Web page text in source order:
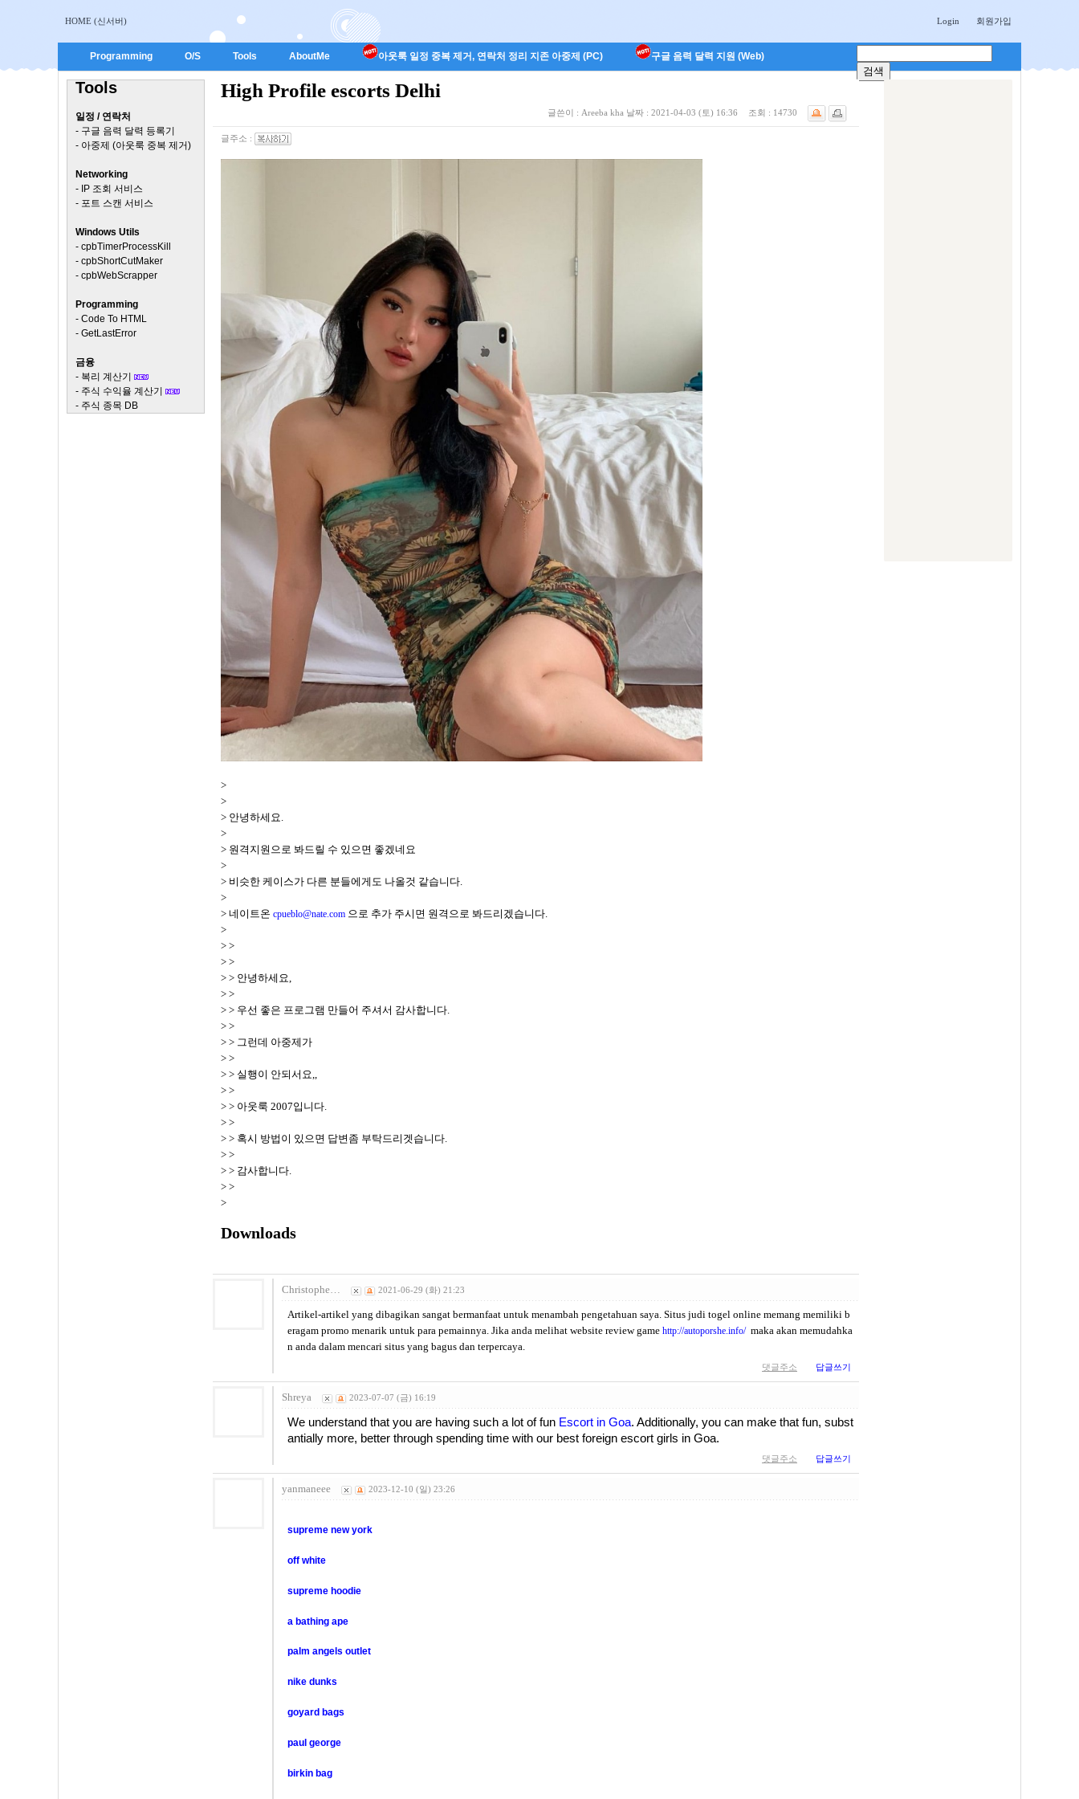
HOME (신서버) Login 회원가입
Programming O/S Tools AboutMe 아웃룩 일정 중복 제거, 연락처 정리 지존 아중제 (PC) 구글 음력 달력 지원 (Web)
Tools
일정 / 연락처
- 구글 음력 달력 등록기
- 아중제 (아웃룩 중복 제거)
Networking
- IP 조회 서비스
- 포트 스캔 서비스
Windows Utils
- cpbTimerProcessKill
- cpbShortCutMaker
- cpbWebScrapper
Programming
- Code To HTML
- GetLastError
금융
- 복리 계산기
- 주식 수익율 계산기
- 주식 종목 DB
High Profile escorts Delhi
글쓴이 : Areeba kha 날짜 : 2021-04-03 (토) 16:36 조회 : 14730
글주소 :
>
>
> 안녕하세요.
>
> 원격지원으로 봐드릴 수 있으면 좋겠네요
>
> 비슷한 케이스가 다른 분들에게도 나올것 같습니다.
>
> 네이트온 cpueblo@nate.com 으로 추가 주시면 원격으로 봐드리겠습니다.
>
> >
> >
> > 안녕하세요,
> >
> > 우선 좋은 프로그램 만들어 주셔서 감사합니다.
> >
> > 그런데 아중제가
> >
> > 실행이 안되서요,,
> >
> > 아웃룩 2007입니다.
> >
> > 혹시 방법이 있으면 답변좀 부탁드리겟습니다.
> >
> > 감사합니다.
> >
>
Downloads
Christophe… 2021-06-29 (화) 21:23
Artikel-artikel yang dibagikan sangat bermanfaat untuk menambah pengetahuan saya. Situs judi togel online memang memiliki b
eragam promo menarik untuk para pemainnya. Jika anda melihat website review game http://autoporshe.info/maka akan memudahka
n anda dalam mencari situs yang bagus dan terpercaya.
댓글주소 답글쓰기
Shreya 2023-07-07 (금) 16:19
We understand that you are having such a lot of fun Escort in Goa. Additionally, you can make that fun, subst
antially more, better through spending time with our best foreign escort girls in Goa.
댓글주소 답글쓰기
yanmaneee 2023-12-10 (일) 23:26
supreme new york
off white
supreme hoodie
a bathing ape
palm angels outlet
nike dunks
goyard bags
paul george
birkin bag